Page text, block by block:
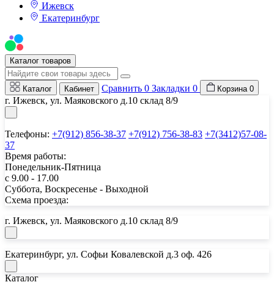
Ижевск
Екатеринбург
Каталог товаров
Каталог Кабинет Сравнить 0 Закладки 0 Корзина 0
г. Ижевск, ул. Маяковского д.10 склад 8/9
Телефоны: +7(912) 856-38-37 +7(912) 756-38-83 +7(3412)57-08-
37
Время работы:
Понедельник-Пятница
с 9.00 - 17.00
Суббота, Воскресенье - Выходной
Схема проезда:
г. Ижевск, ул. Маяковского д.10 склад 8/9
Екатеринбург, ул. Софьи Ковалевской д.3 оф. 426
Каталог